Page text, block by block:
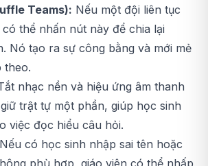
Teams): Nếu một đội liên tục
thể nhấn nút này để chia lại
Nó tạo ra sự công bằng và mới mẻ
theo.
nhạc nền và hiệu ứng âm thanh
trật tự một phần, giúp học sinh
việc đọc hiểu câu hỏi.
Nếu có học sinh nhập sai tên hoặc